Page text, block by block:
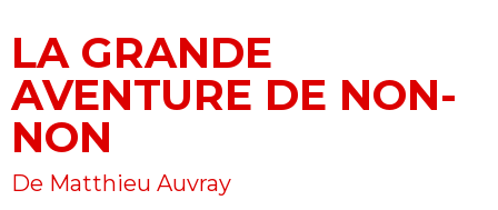
LA GRANDE
AVENTURE DE NON-
NON
De Matthieu Auvray